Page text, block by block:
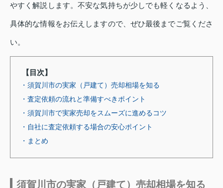
やすく解説します。不安な気持ちが少しでも軽くなるよう、
具体的な情報をお伝えしますので、ぜひ最後までご覧くださ
い。
【目次】
・須賀川市の実家（戸建て）売却相場を知る
・査定依頼の流れと準備すべきポイント
・須賀川市で実家売却をスムーズに進めるコツ
・自社に査定依頼する場合の安心ポイント
・まとめ
須賀川市の実家（戸建て）売却相場を知る